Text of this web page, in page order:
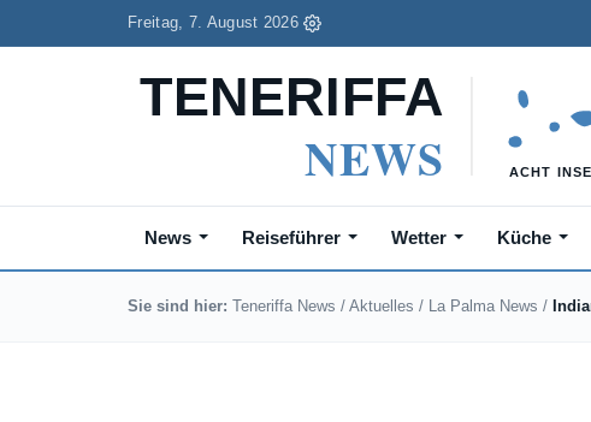
Freitag, 7. August 2026
News Reiseführer Wetter Küche
Sie sind hier: Teneriffa News / Aktuelles / La Palma News /